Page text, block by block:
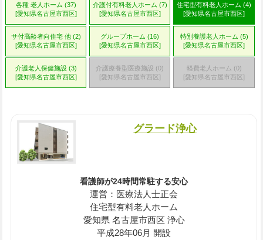
各種 老人ホーム (37)
[愛知県名古屋市西区]
介護付有料老人ホーム (7)
[愛知県名古屋市西区]
住宅型有料老人ホーム (4)
[愛知県名古屋市西区]
サ付高齢者向住宅 他 (2)
[愛知県名古屋市西区]
グループホーム (16)
[愛知県名古屋市西区]
特別養護老人ホーム (5)
[愛知県名古屋市西区]
介護老人保健施設 (3)
[愛知県名古屋市西区]
介護療養型医療施設 (0)
[愛知県名古屋市西区]
軽費老人ホーム (0)
[愛知県名古屋市西区]
グラード浄心
看護師が24時間常駐する安心
運営：医療法人士正会
住宅型有料老人ホーム
愛知県 名古屋市西区 浄心
平成28年06月 開設